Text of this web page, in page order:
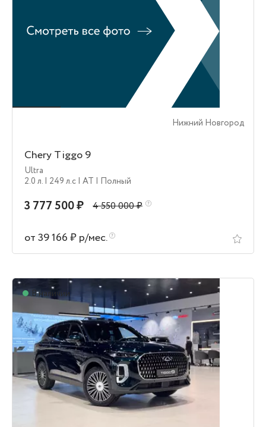
Нижний Новгород
Chery Tiggo 9
Ultra
2.0 л. | 249 л.c | AT | Полный
3 777 500 ₽ 4 550 000 ₽
от 39 166 ₽ р/мес.
В наличии